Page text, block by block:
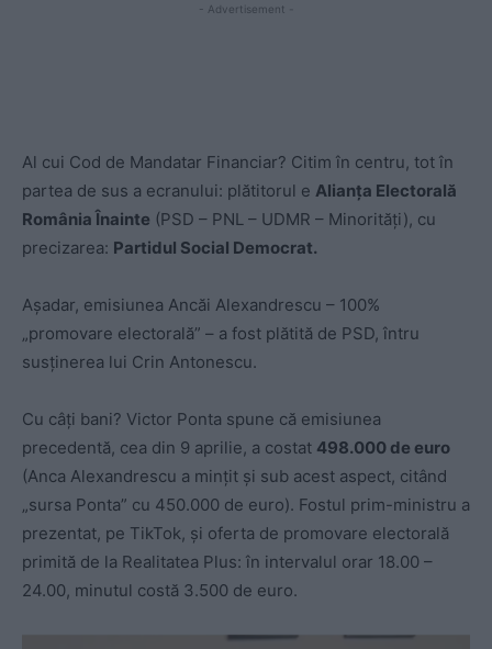
- Advertisement -
Al cui Cod de Mandatar Financiar? Citim în centru, tot în
partea de sus a ecranului: plătitorul e Alianța Electorală
România Înainte (PSD – PNL – UDMR – Minorități), cu
precizarea: Partidul Social Democrat.
Așadar, emisiunea Ancăi Alexandrescu – 100%
„promovare electorală” – a fost plătită de PSD, întru
susținerea lui Crin Antonescu.
Cu câți bani? Victor Ponta spune că emisiunea
precedentă, cea din 9 aprilie, a costat 498.000 de euro
(Anca Alexandrescu a mințit și sub acest aspect, citând
„sursa Ponta” cu 450.000 de euro). Fostul prim-ministru a
prezentat, pe TikTok, și oferta de promovare electorală
primită de la Realitatea Plus: în intervalul orar 18.00 –
24.00, minutul costă 3.500 de euro.